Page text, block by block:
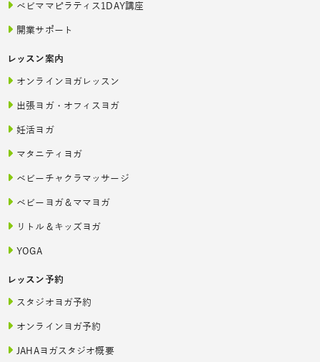
ベビママピラティス1DAY講座
開業サポート
レッスン案内
オンラインヨガレッスン
出張ヨガ・オフィスヨガ
妊活ヨガ
マタニティヨガ
ベビーチャクラマッサージ
ベビーヨガ＆ママヨガ
リトル＆キッズヨガ
YOGA
レッスン予約
スタジオヨガ予約
オンラインヨガ予約
JAHAヨガスタジオ概要